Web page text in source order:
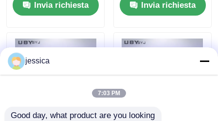
temperatura con
generatore di vapore
Invia richiesta
temperatura e
controller
Invia richiesta
jessica
7:03 PM
Good day, what product are you looking